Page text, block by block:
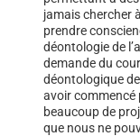
jamais chercher
prendre
déontologie de
demande du
déontologique
avoir commencé
beaucoup de
que nous ne